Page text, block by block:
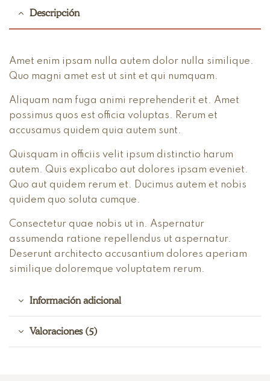
Descripción
Amet enim ipsam nulla autem dolor nulla similique.
Quo magni amet est ut sint et qui numquam.
Aliquam nam fuga animi reprehenderit et. Amet
possimus quos est officia voluptas. Rerum et
accusamus quidem quia autem sunt.
Quisquam in officiis velit ipsum distinctio harum
autem. Quis explicabo aut dolores ipsam eveniet.
Quo aut quidem rerum et. Ducimus autem et nobis
quidem quo soluta cumque.
Consectetur quae nobis ut in. Aspernatur
assumenda ratione repellendus ut aspernatur.
Deserunt architecto accusantium dolores aperiam
similique doloremque voluptatem rerum.
Información adicional
Valoraciones (5)